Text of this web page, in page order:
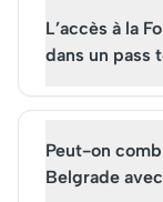
L’accès à la
dans un pass
Peut-on
Belgrade